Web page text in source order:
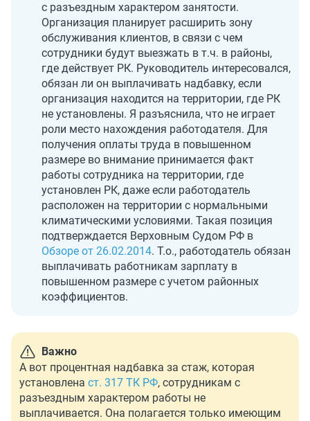
с разъездным характером занятости.
Организация планирует расширить зону
обслуживания клиентов, в связи с чем
сотрудники будут выезжать в т.ч. в районы,
где действует РК. Руководитель интересовался,
обязан ли он выплачивать надбавку, если
организация находится на территории, где РК
не установлены. Я разъяснила, что не играет
роли место нахождения работодателя. Для
получения оплаты труда в повышенном
размере во внимание принимается факт
работы сотрудника на территории, где
установлен РК, даже если работодатель
расположен на территории с нормальными
климатическими условиями. Такая позиция
подтверждается Верховным Судом РФ в
Обзоре от 26.02.2014. Т.о., работодатель обязан
выплачивать работникам зарплату в
повышенном размере с учетом районных
коэффициентов.
Важно
А вот процентная надбавка за стаж, которая
установлена ст. 317 ТК РФ, сотрудникам с
разъездным характером работы не
выплачивается. Она полагается только имеющим